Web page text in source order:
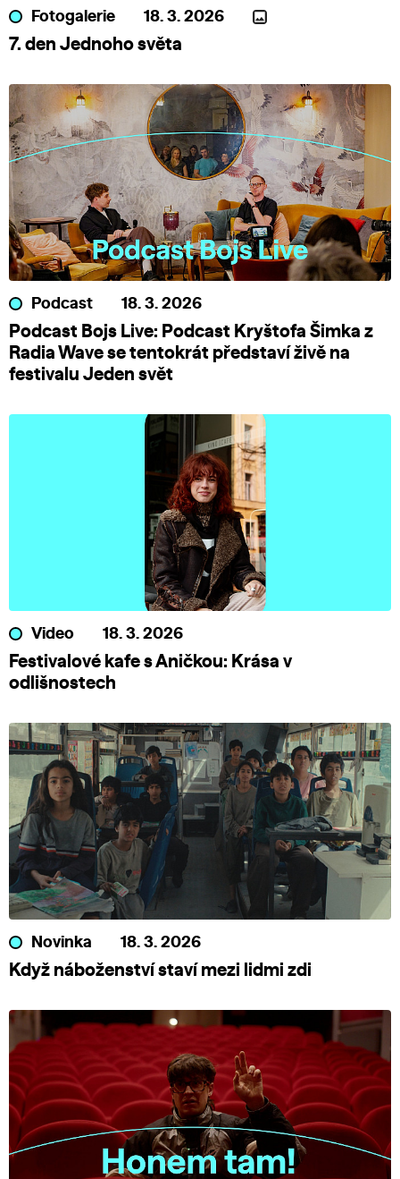
Fotogalerie 18. 3. 2026
7. den Jednoho světa
Podcast 18. 3. 2026
Podcast Bojs Live: Podcast Kryštofa Šimka z
Radia Wave se tentokrát představí živě na
festivalu Jeden svět
Video 18. 3. 2026
Festivalové kafe s Aničkou: Krása v
odlišnostech
Novinka 18. 3. 2026
Když náboženství staví mezi lidmi zdi